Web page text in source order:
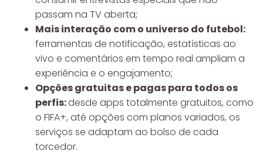
passam na TV aberta;
Mais interação com o universo do futebol:
ferramentas de notificação, estatísticas ao
vivo e comentários em tempo real ampliam a
experiência e o engajamento;
Opções gratuitas e pagas para todos os
perfis:desde apps totalmente gratuitos, como
o FIFA+, até opções com planos variados, os
serviços se adaptam ao bolso de cada
torcedor.